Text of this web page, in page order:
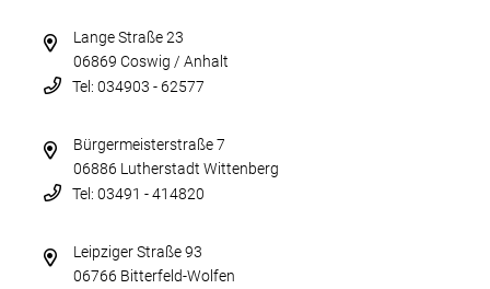
Lange Straße 23
06869 Coswig / Anhalt
Tel: 034903 - 62577
Bürgermeisterstraße 7
06886 Lutherstadt Wittenberg
Tel: 03491 - 414820
Leipziger Straße 93
06766 Bitterfeld-Wolfen